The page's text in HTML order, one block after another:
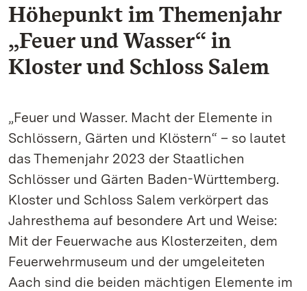
Höhepunkt im Themenjahr
„Feuer und Wasser“ in
Kloster und Schloss Salem
„Feuer und Wasser. Macht der Elemente in
Schlössern, Gärten und Klöstern“ – so lautet
das Themenjahr 2023 der Staatlichen
Schlösser und Gärten Baden-Württemberg.
Kloster und Schloss Salem verkörpert das
Jahresthema auf besondere Art und Weise:
Mit der Feuerwache aus Klosterzeiten, dem
Feuerwehrmuseum und der umgeleiteten
Aach sind die beiden mächtigen Elemente im